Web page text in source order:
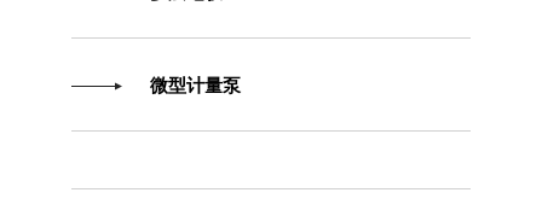
微型计量泵